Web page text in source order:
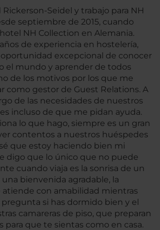
Seidel y trabajo para NH
septiembre de 2015, cuando
NH Collection en Alemania.
de experiencia en hostelería,
excepcional de conocer
el mundo y aprender de todos
de los motivos por los que me
como gestor de Guest Relations. A
de las necesidades de nuestros
incluso de que me pidan ayuda.
lo que hago, siempre es un gran
contentos a nuestros huéspedes
que estoy haciendo bien mi
digo que lo único que no puede
cuando viaja es la sonrisa de un
bienvenida agradable, la
atiende con amabilidad mientras
si has dormido bien y el
camareras de piso, que preparan
para que te sientas como en casa.